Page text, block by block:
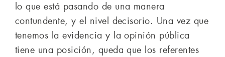
lo que está pasando de una manera
contundente, y el nivel decisorio. Una vez que
tenemos la evidencia y la opinión pública
tiene una posición, queda que los referentes